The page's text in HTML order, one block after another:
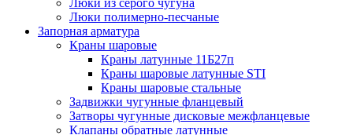
Люки из серого чугуна
Люки полимерно-песчаные
Запорная арматура
Краны шаровые
Краны латунные 11Б27п
Краны шаровые латунные STI
Краны шаровые стальные
Задвижки чугунные фланцевый
Затворы чугунные дисковые межфланцевые
Клапаны обратные латунные